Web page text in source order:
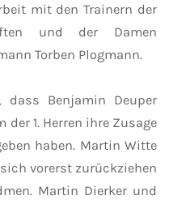
mit den Trainern der
und der Damen
Torben Plogmann.
dass Benjamin Deuper
1. Herren ihre Zusage
haben. Martin Witte
vorerst zurückziehen
Martin Dierker und